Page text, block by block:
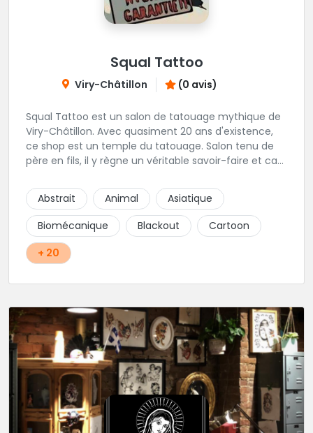
Squal Tattoo
Viry-Châtillon (0 avis)
Squal Tattoo est un salon de tatouage mythique de
Viry-Châtillon. Avec quasiment 20 ans d'existence,
ce shop est un temple du tatouage. Salon tenu de
père en fils, il y règne un véritable savoir-faire et ca
réalisés par les tatoueurs du shop. N'hésitez-plus,
Squal Tattoo est un véritable institution du tatouage
!!
Abstrait Animal
Asiatique
Biomécanique
Blackout
Cartoon
+ 20